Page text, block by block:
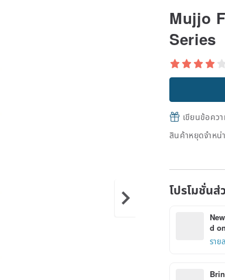
Mujjo
Series
เขียนข้อคว
สินค้าหยุดจำหน่
โปรโมชั่น
d
ราย